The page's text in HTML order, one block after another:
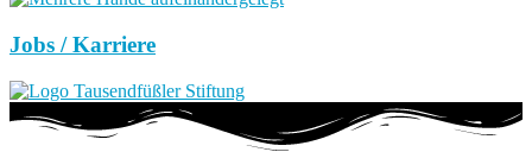
Jobs / Karriere